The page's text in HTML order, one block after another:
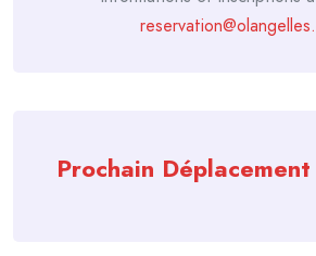
Prochain Déplacement